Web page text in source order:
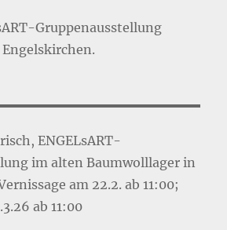
Gruppenausstellung
ENGELsART-
im alten Baumwolllager in
am 22.2. ab 11:00;
ab 11:00